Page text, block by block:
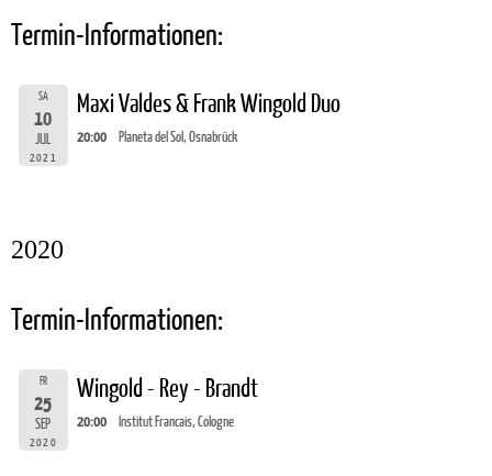
Termin-Informationen:
SA
10
JUL
2021
Maxi Valdes & Frank Wingold Duo
20:00 Planeta del Sol, Osnabrück
2020
Termin-Informationen:
FR
25
SEP
2020
Wingold - Rey - Brandt
20:00 Institut Francais, Cologne